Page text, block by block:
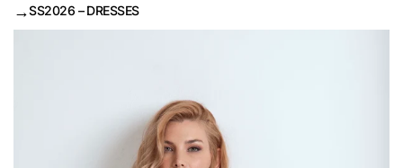
→SS2026 – DRESSES